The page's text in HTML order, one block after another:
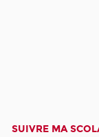
SUIVRE MA